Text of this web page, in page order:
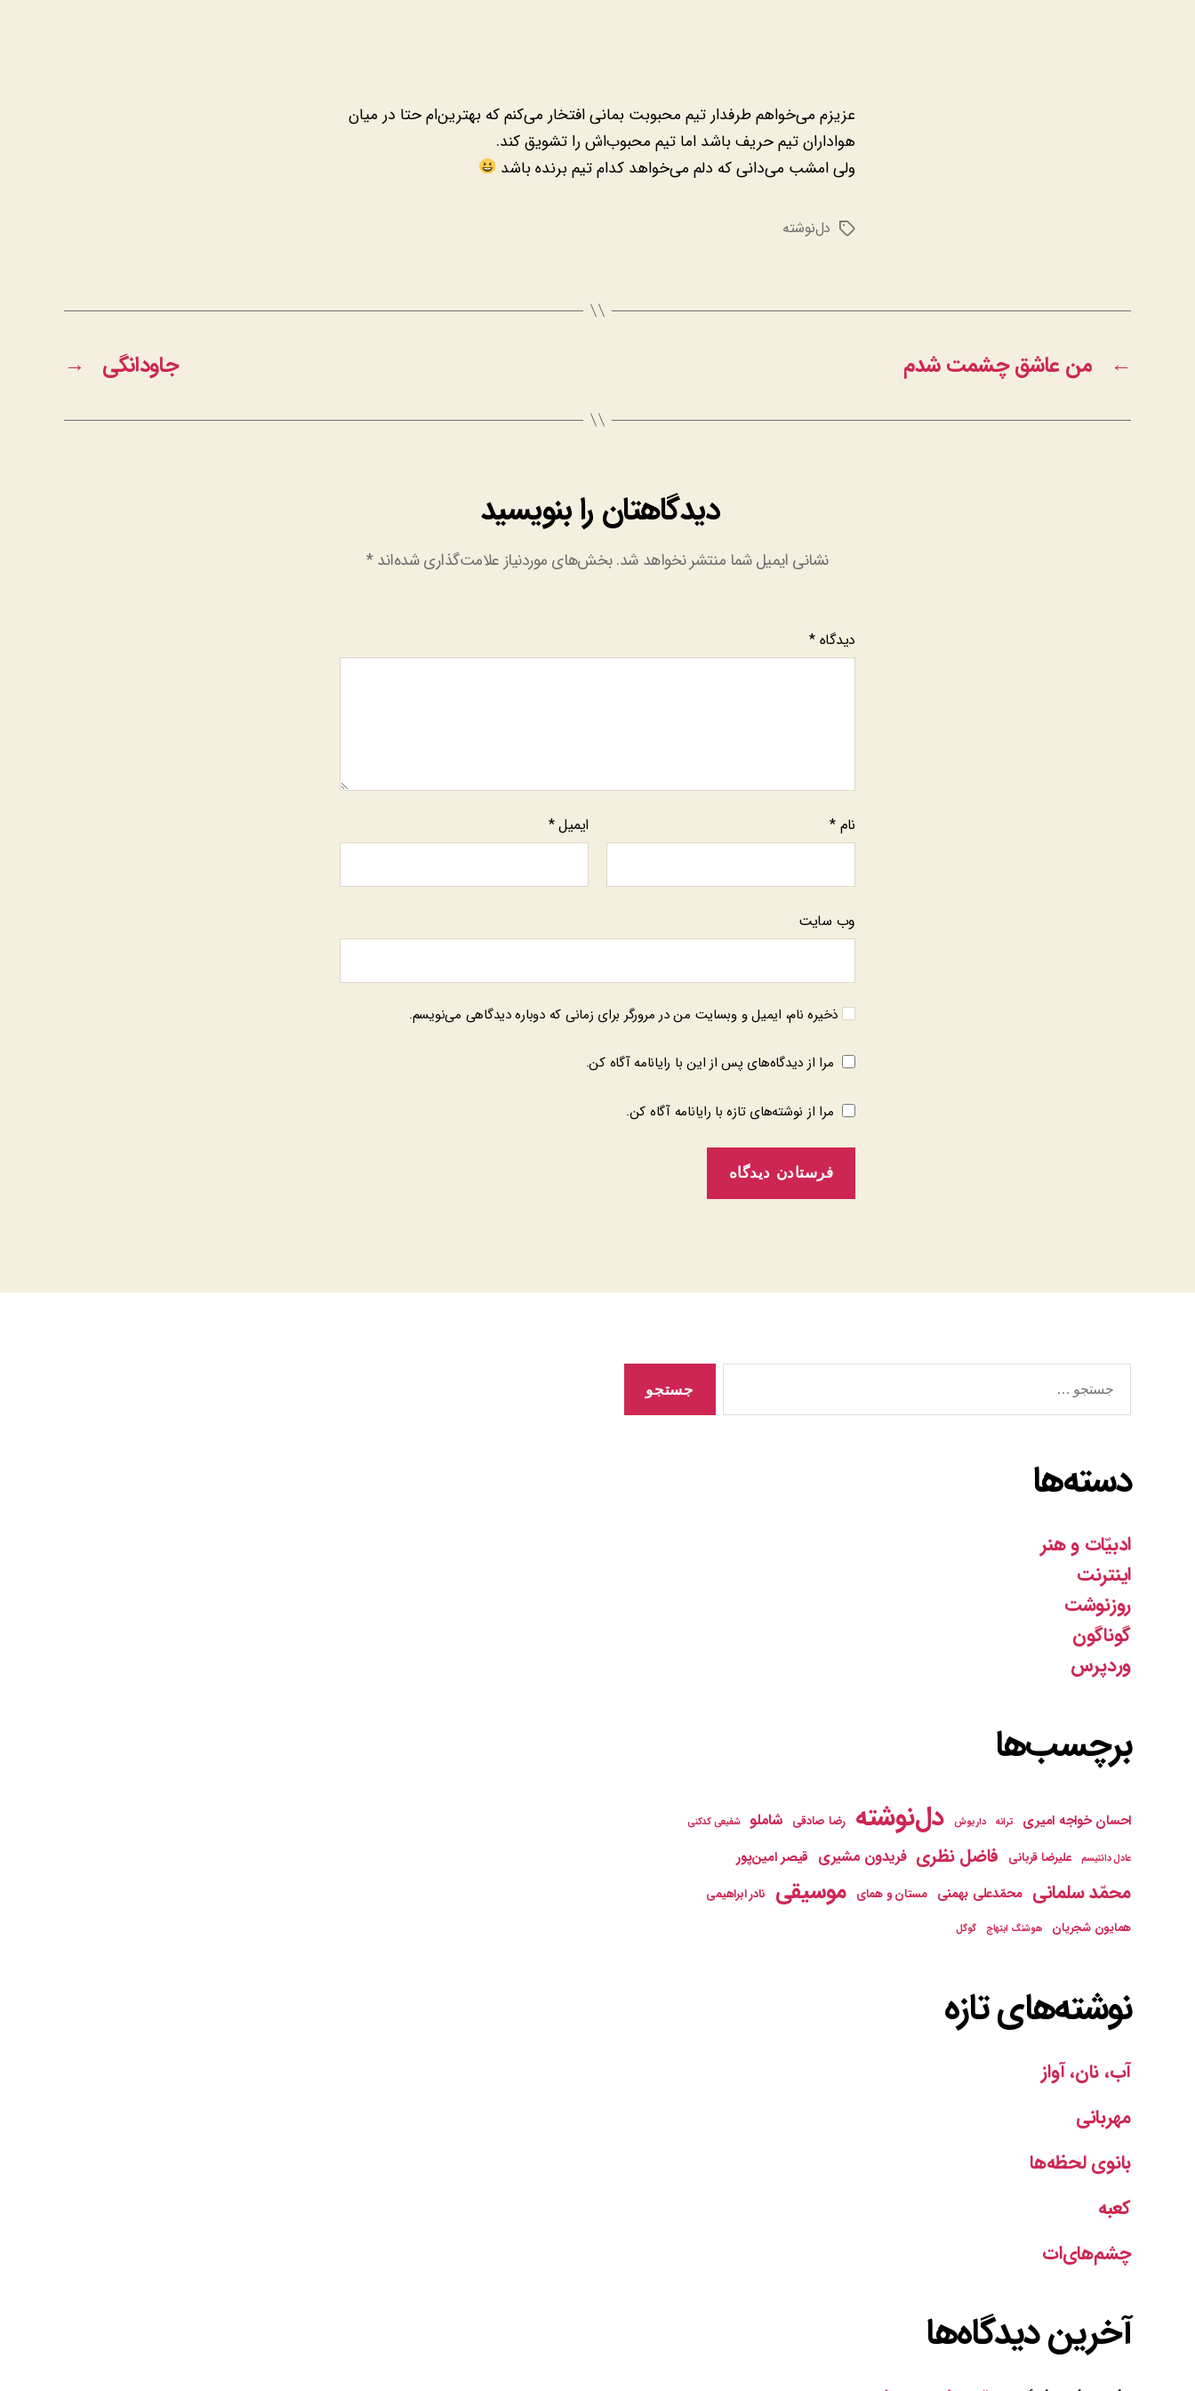
عزیزم می‌خواهم طرفدار تیم محبوبت بمانی افتخار می‌کنم که بهترین‌ام حتا در میان
هواداران تیم حریف باشد اما تیم محبوب‌اش را تشویق کند.
ولی امشب می‌دانی که دلم می‌خواهد کدام تیم برنده باشد
برچسب‌ها
دل‌نوشته
← من عاشق چشمت شدم → جاودانگی
دیدگاهتان را بنویسید
نشانی ایمیل شما منتشر نخواهد شد.بخش‌های موردنیاز علامت‌گذاری شده‌اند*
دیدگاه*
نام * ایمیل*
وب‌ سایت
ذخیره نام، ایمیل و وبسایت من در مرورگر برای زمانی که دوباره دیدگاهی می‌نویسم.
مرا از دیدگاه‌های پس از این با رایانامه آگاه کن.
مرا از نوشته‌های تازه با رایانامه آگاه کن.
دسته‌ها
ادبیّات و هنر
اینترنت
روزنوشت
گوناگون
وردپرس
برچسب‌ها
احسان خواجه امیری ترانه داریوش دل‌نوشته رضا صادقی شاملو شفیعی کدکنی
عادل دانتیسم علیرضا قربانی فاضل نظری فریدون مشیری قیصر امین‌پور
محمّد سلمانی محمّدعلی بهمنی مستان و همای موسیقی
نادر ابراهیمی
همایون شجریان
هوشنگ ابتهاج گوگل
نوشته‌های تازه
آب، نان، آواز
مهربانی
بانوی لحظه‌ها
کعبه
چشم‌های‌ات
آخرین دیدگاه‌ها